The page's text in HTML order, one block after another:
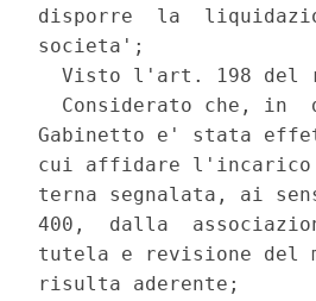
disporre  la
societa';
Visto l'art. 198 del
Considerato che, in
Gabinetto e' stata
cui affidare l'incarico
terna segnalata, ai
400,  dalla
tutela e revisione del
risulta aderente;